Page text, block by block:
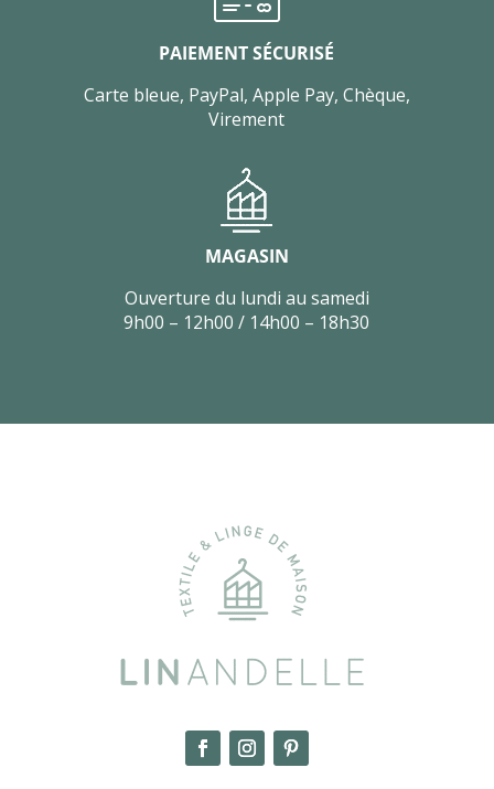
PAIEMENT SÉCURISÉ
Carte bleue, PayPal, Apple Pay, Chèque,
Virement
MAGASIN
Ouverture du lundi au samedi
9h00 – 12h00 / 14h00 – 18h30